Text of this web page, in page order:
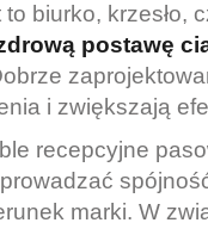
biurko, krzesło,
postawę
i zwiększają
recepcyjne
marki. W